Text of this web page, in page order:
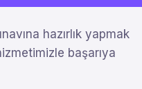
hazırlık yapmak
başarıya